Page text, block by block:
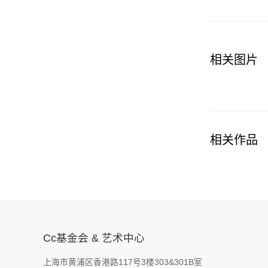
相关图片
相关作品
Cc基金会 & 艺术中心
上海市黄浦区香港路117号3楼303&301B室